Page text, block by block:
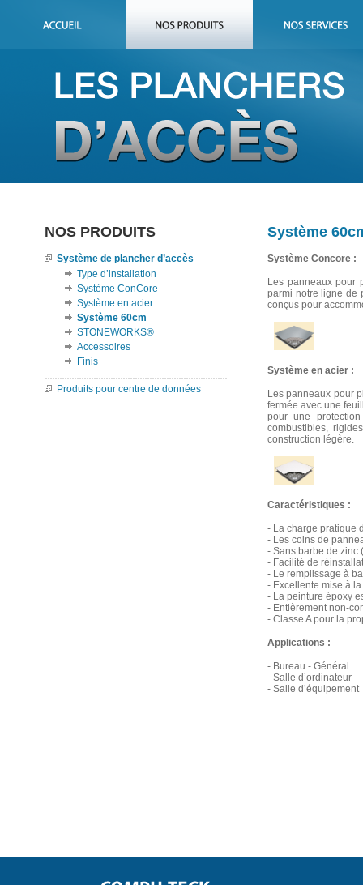
NOS PRODUITS
Système de plancher d’accès
Type d’installation
Système ConCore
Système en acier
Système 60cm
STONEWORKS®
Accessoires
Finis
Produits pour centre de données
Système
Système Concore :
Les panneaux pour
parmi notre ligne de
conçus pour
Système en acier :
Les panneaux pour
fermée avec une
pour une
combustibles,
construction légère.
Caractéristiques :
- La charge pratique
- Les coins de
- Sans barbe de zinc
- Facilité de
- Le remplissage à
- Excellente mise à
- La peinture époxy
- Entièrement non-
- Classe A pour la
Applications :
- Bureau - Général
- Salle d’ordinateur
- Salle d’équipement